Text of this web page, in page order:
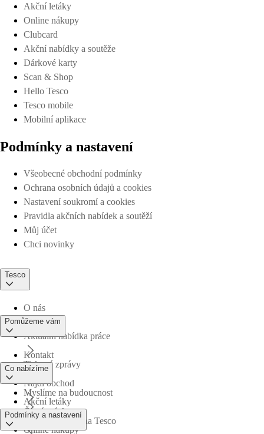
Akční letáky
Online nákupy
Clubcard
Akční nabídky a soutěže
Dárkové karty
Scan & Shop
Hello Tesco
Tesco mobile
Mobilní aplikace
Podmínky a nastavení
Všeobecné obchodní podmínky
Ochrana osobních údajů a cookies
Nastavení soukromí a cookies
Pravidla akčních nabídek a soutěží
Můj účet
Chci novinky
Tesco
O nás
Aktuální nabídka práce
Tiskové zprávy
Myslíme na budoucnost
Obchodní skupina Tesco
Pomůžeme vám
Kontakt
Najdi obchod
Časté otázky
Co nabízíme
Akční letáky
Online nákupy
Podmínky a nastavení